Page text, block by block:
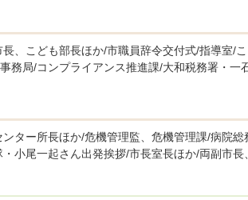
、こども部長ほか/市職員辞令交付式/指導室/
務局/コンプライアンス推進課/大和税務署・一
ター所長ほか/危機管理監、危機管理課/病院
小尾一起さん出発挨拶/市長室長ほか/両副市